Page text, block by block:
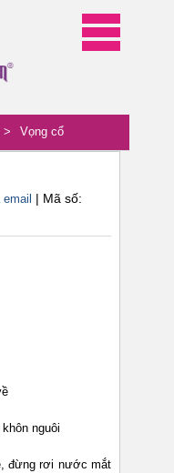
> Vọng cổ
| Mã số:
nguôi
đừng rơi nước mắt